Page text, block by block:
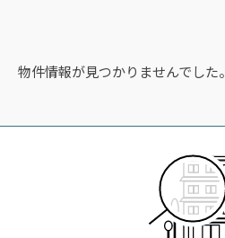
物件情報が見つかりませんでした。